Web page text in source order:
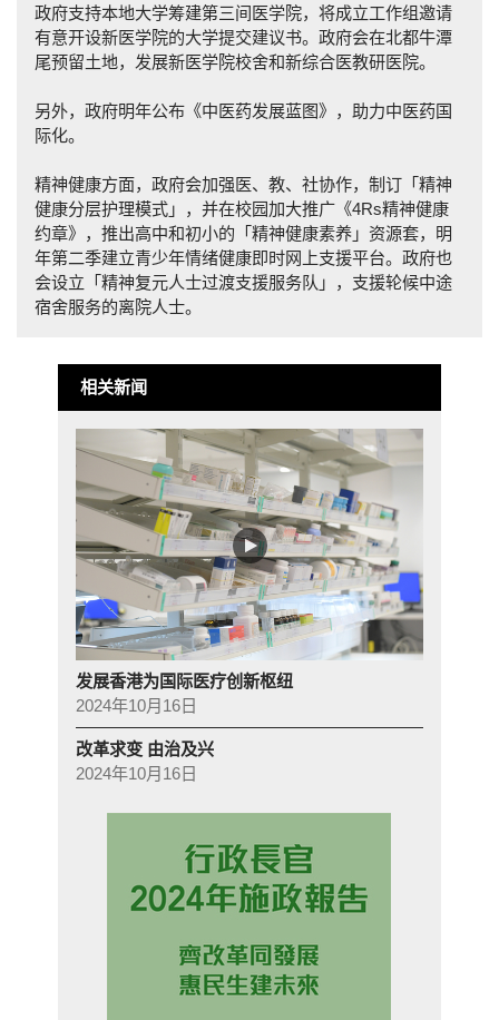
政府支持本地大学筹建第三间医学院，将成立工作组邀请
有意开设新医学院的大学提交建议书。政府会在北都牛潭
尾预留土地，发展新医学院校舍和新综合医教研医院。
另外，政府明年公布《中医药发展蓝图》，助力中医药国
际化。
精神健康方面，政府会加强医、教、社协作，制订「精神
健康分层护理模式」，并在校园加大推广《4Rs精神健康
约章》，推出高中和初小的「精神健康素养」资源套，明
年第二季建立青少年情绪健康即时网上支援平台。政府也
会设立「精神复元人士过渡支援服务队」，支援轮候中途
宿舍服务的离院人士。
相关新闻
发展香港为国际医疗创新枢纽
2024年10月16日
改革求变 由治及兴
2024年10月16日